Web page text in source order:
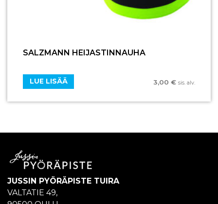
SALZMANN HEIJASTINNAUHA
3,00 € sis. alv.
LUE LISÄÄ
JUSSIN PYÖRÄPISTE TUIRA
VALTATIE 49,